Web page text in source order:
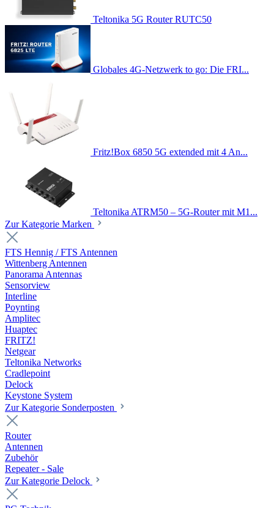
Teltonika 5G Router RUTC50
Globales 4G-Netzwerk to go: Die FRI...
Fritz!Box 6850 5G extended mit 4 An...
Teltonika ATRM50 – 5G-Router mit M1...
Zur Kategorie Marken
FTS Hennig / FTS Antennen
Wittenberg Antennen
Panorama Antennas
Sensorview
Interline
Poynting
Amplitec
Huaptec
FRITZ!
Netgear
Teltonika Networks
Cradlepoint
Delock
Keystone System
Zur Kategorie Sonderposten
Router
Antennen
Zubehör
Repeater - Sale
Zur Kategorie Delock